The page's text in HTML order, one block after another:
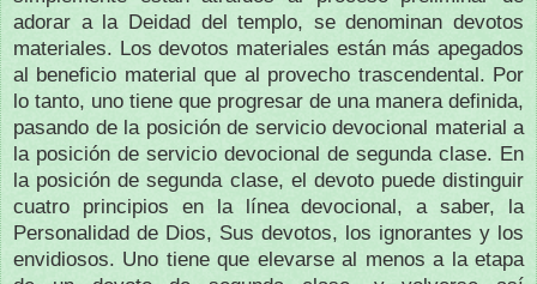
adorar a la Deidad del templo, se denominan devotos
materiales. Los devotos materiales están más apegados
al beneficio material que al provecho trascendental. Por
lo tanto, uno tiene que progresar de una manera definida,
pasando de la posición de servicio devocional material a
la posición de servicio devocional de segunda clase. En
la posición de segunda clase, el devoto puede distinguir
cuatro principios en la línea devocional, a saber, la
Personalidad de Dios, Sus devotos, los ignorantes y los
envidiosos. Uno tiene que elevarse al menos a la etapa